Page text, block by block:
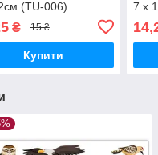
(TU-006)
₴ 15 ₴
Купити
7 х